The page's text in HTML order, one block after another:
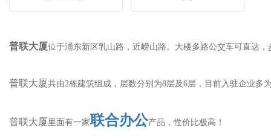
普联大厦位于浦东新区乳山路，近崂山路。大楼多路公交车可直达
普联大厦共由2栋建筑组成，层数分别为8层及6层，目前入驻企业多
普联大厦 里面有一家联合办公产品，性价比极高！